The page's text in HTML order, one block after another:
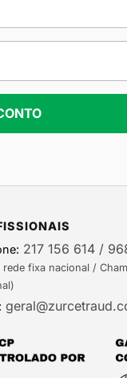
217 156 614 /
rede fixa nacional /